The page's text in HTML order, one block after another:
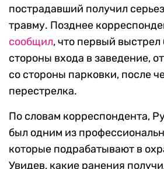
пострадавший получил
травму. Позднее
сообщил, что первый
стороны входа в заведение,
со стороны парковки, после
перестрелка.
По словам корреспондента,
был одним из
которые подрабатывают в
Увидев, какие ранения